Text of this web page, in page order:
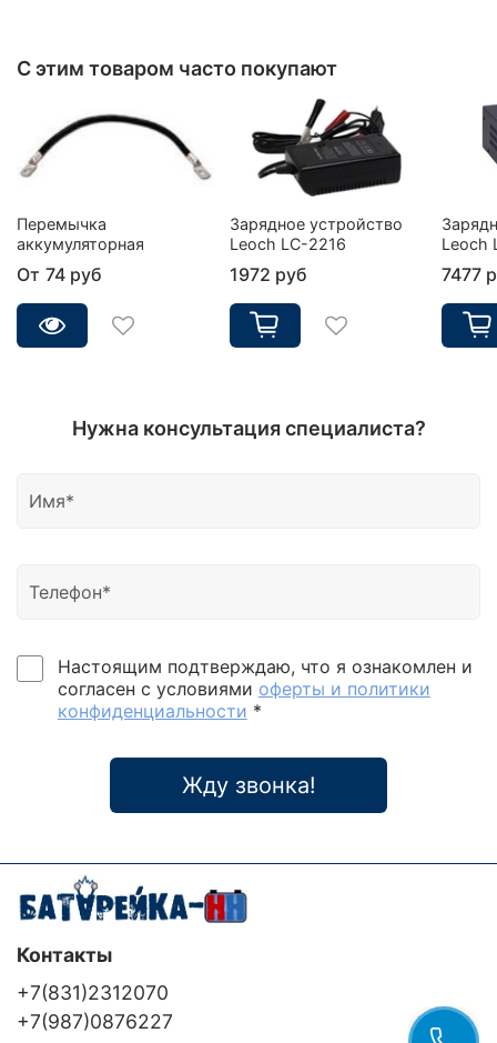
С этим товаром часто покупают
Перемычка
аккумуляторная
От 74 руб
Зарядное устройство
Leoch LC-2216
1972 руб
Leoch
7477
Нужна консультация специалиста?
Настоящим подтверждаю, что я ознакомлен и
согласен с условиями оферты и политики
конфиденциальности *
Жду звонка!
Контакты
+7(831)2312070
+7(987)0876227